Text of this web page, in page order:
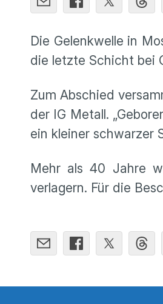
Die Gelenkwelle in
die letzte Schicht bei
Zum Abschied
der IG Metall.
ein kleiner schwarzer
Mehr als 40 Jahre
verlagern. Für die